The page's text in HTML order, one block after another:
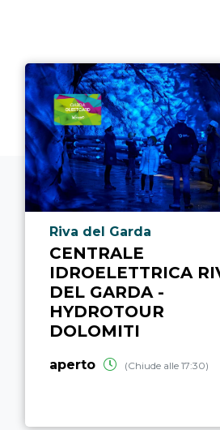
Località punto di
Riva del Garda
CENTRALE
IDROELETTRICA
DEL GARDA -
HYDROTOUR
DOLOMITI
aperto (Chiude alle 17:30)